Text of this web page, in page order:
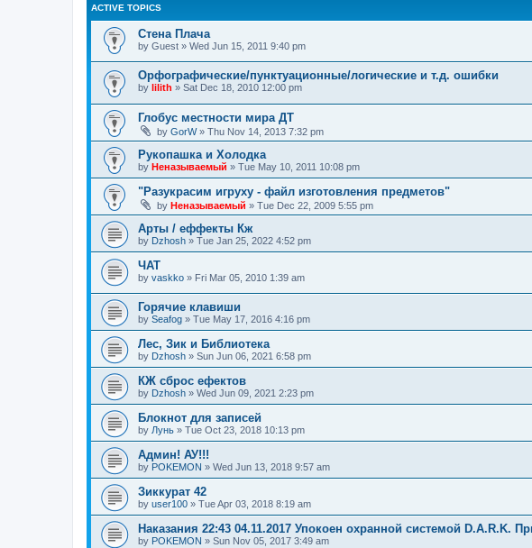
ACTIVE TOPICS
Стена Плача
by Guest » Wed Jun 15, 2011 9:40 pm
Орфографические/пунктуационные/логические и т.д. ошибки
by lilith » Sat Dec 18, 2010 12:00 pm
Глобус местности мира ДТ
by GorW» Thu Nov 14, 2013 7:32 pm
Рукопашка и Холодка
by Неназываемый » Tue May 10, 2011 10:08 pm
"Разукрасим игруху - файл изготовления предметов"
by Неназываемый » Tue Dec 22, 2009 5:55 pm
Арты / еффекты Кж
by Dzhosh » Tue Jan 25, 2022 4:52 pm
ЧАТ
by vaskko » Fri Mar 05, 2010 1:39 am
Горячие клавиши
by Seafog » Tue May 17, 2016 4:16 pm
Лес, Зик и Библиотека
by Dzhosh » Sun Jun 06, 2021 6:58 pm
КЖ сброс ефектов
by Dzhosh » Wed Jun 09, 2021 2:23 pm
Блокнот для записей
by Лунь » Tue Oct 23, 2018 10:13 pm
Админ! АУ!!!
by POKEMON » Wed Jun 13, 2018 9:57 am
Зиккурат 42
by user100 » Tue Apr 03, 2018 8:19 am
Наказания 22:43 04.11.2017 Упокоен охранной системой D.A.R.K.
by POKEMON » Sun Nov 05, 2017 3:49 am